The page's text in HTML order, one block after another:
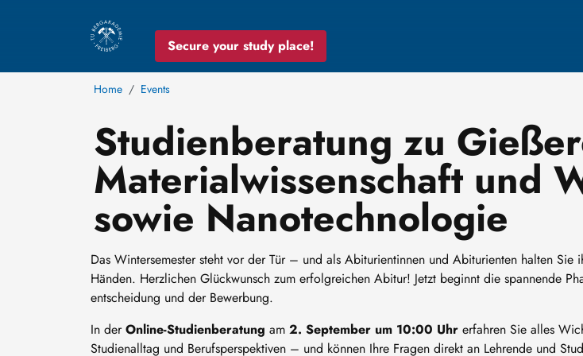
Secure your study place!
Home Events
Studienberatung zu
Materialwissenschaft und
sowie Nanotechnologie
Das Wintersemester steht vor der Tür – und als Abiturientinnen und Abiturienten halten Sie
Händen. Herzlichen Glückwunsch zum erfolgreichen Abitur! Jetzt beginnt die spannende
entscheidung und der Bewerbung.
In derOnline-Studienberatung am 2. September um 10:00 Uhr erfahren Sie alles
Studienalltag und Berufsperspektiven – und können Ihre Fragen direkt an Lehrende und